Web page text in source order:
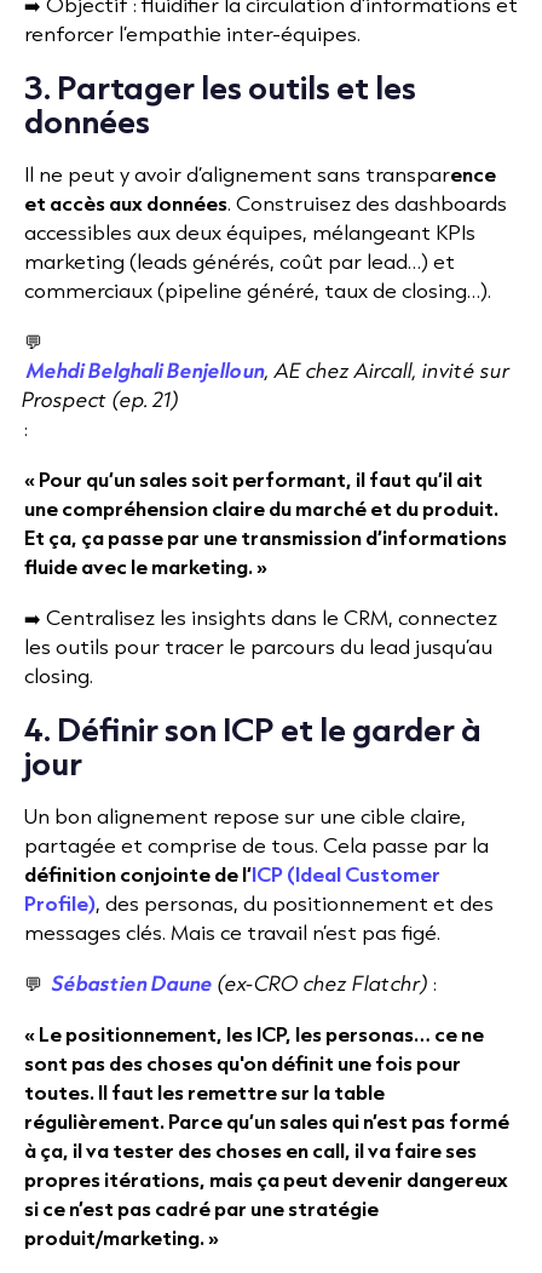
renforcer l’empathie inter-équipes.
3. Partager les outils et les
données
Il ne peut y avoir d’alignement sans transparence
et accès aux données. Construisez des dashboards
accessibles aux deux équipes, mélangeant KPIs
marketing (leads générés, coût par lead…) et
commerciaux (pipeline généré, taux de closing…).
💬
Mehdi Belghali Benjelloun, AE chez Aircall, invité sur
Prospect (ep. 21)
:
« Pour qu’un sales soit performant, il faut qu’il ait
une compréhension claire du marché et du produit.
Et ça, ça passe par une transmission d’informations
fluide avec le marketing. »
➡️ Centralisez les insights dans le CRM, connectez
les outils pour tracer le parcours du lead jusqu’au
closing.
4. Définir son ICP et le garder à
jour
Un bon alignement repose sur une cible claire,
partagée et comprise de tous. Cela passe par la
définition conjointe de l’ICP (Ideal Customer
Profile), des personas, du positionnement et des
messages clés. Mais ce travail n’est pas figé.
💬 Sébastien Daune(ex-CRO chez Flatchr) :
« Le positionnement, les ICP, les personas… ce ne
sont pas des choses qu'on définit une fois pour
toutes. Il faut les remettre sur la table
régulièrement. Parce qu’un sales qui n’est pas formé
à ça, il va tester des choses en call, il va faire ses
propres itérations, mais ça peut devenir dangereux
si ce n’est pas cadré par une stratégie
produit/marketing. »